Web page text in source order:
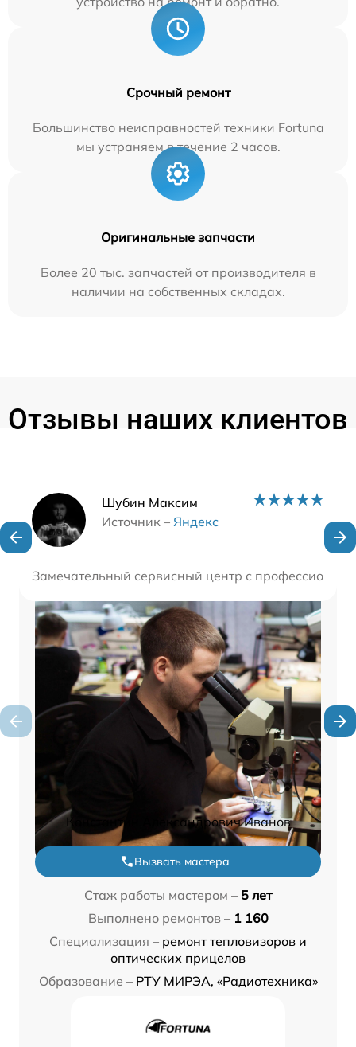
Срочный ремонт
Большинство неисправностей техники Fortuna
мы устраняем в течение 2 часов.
Оригинальные запчасти
Более 20 тыс. запчастей от производителя в
наличии на собственных складах.
Отзывы наших клиентов
Шубин Максим
Источник – Яндекс
Замечательный сервисный центр с
Наши мастера
Константин Александрович Иванов
Вызвать мастера
Стаж работы мастером – 5 лет
Выполнено ремонтов – 1 160
Специализация – ремонт тепловизоров и
оптических прицелов
Образование – РТУ МИРЭА, «Радиотехника»